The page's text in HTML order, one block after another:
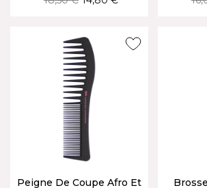
Peigne De Coupe Afro Et